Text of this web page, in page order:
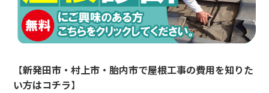
【新発田市・村上市・胎内市で屋根工事の費用を知りた
い方はコチラ】